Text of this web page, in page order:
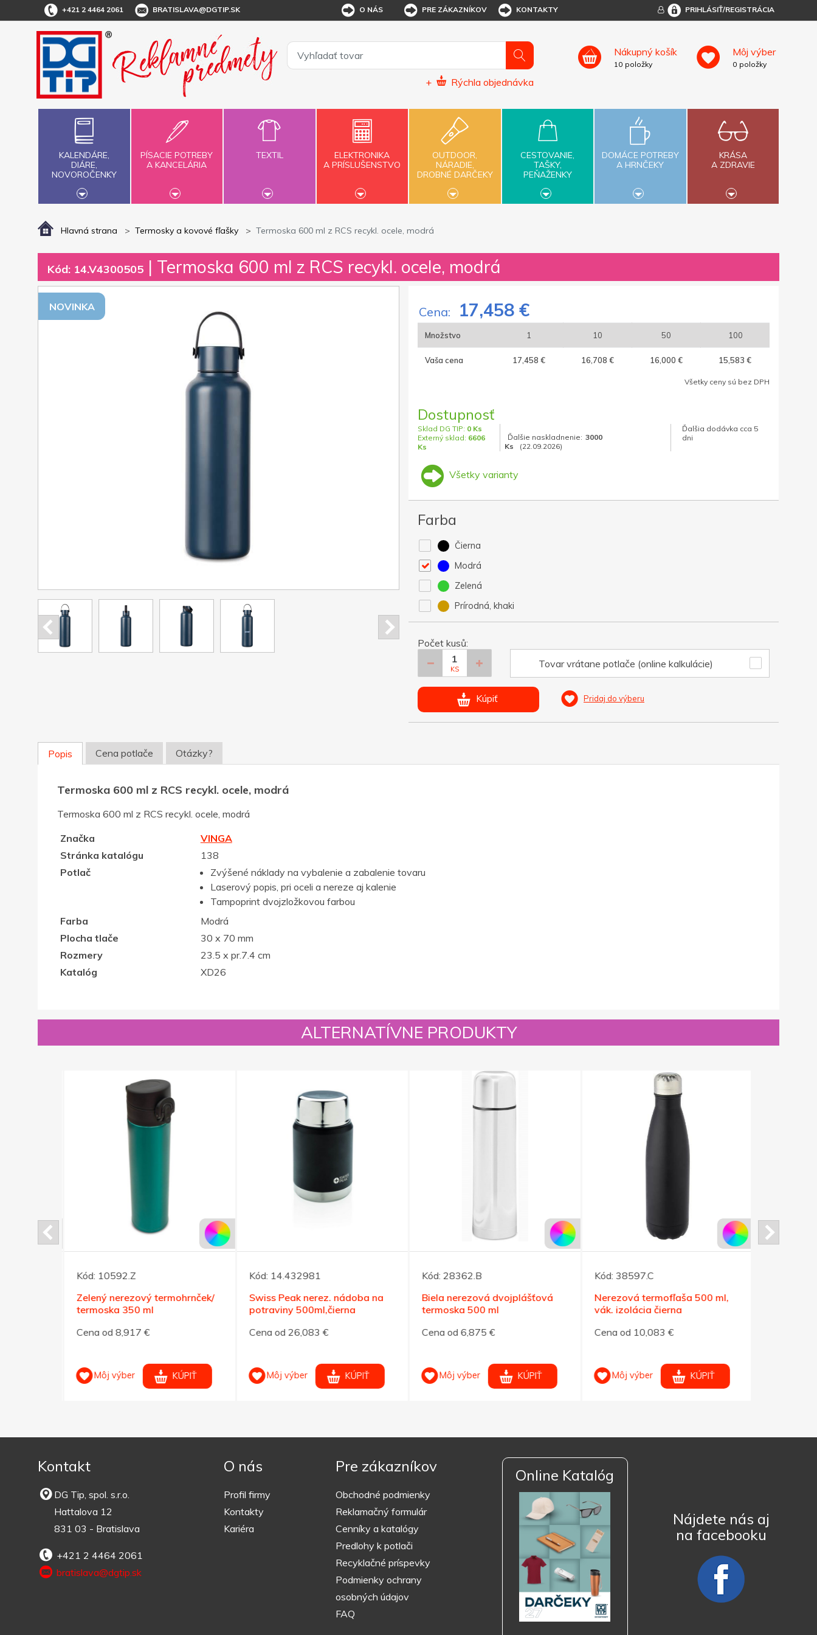
+421 2 4464 2061 BRATISLAVA@DGTIP.SK O NÁS PRE ZÁKAZNÍKOV KONTAKTY PRIHLÁSIŤ/REGISTRÁCIA
+ Rýchla objednávka
Nákupný košík
10 položky
Môj výber
0 položky
KALENDÁRE,
DIÁRE,
NOVOROČENKY
PÍSACIE POTREBY
A KANCELÁRIA
TEXTIL
ELEKTRONIKA
A PRÍSLUŠENSTVO
OUTDOOR,
NÁRADIE,
DROBNÉ DARČEKY
CESTOVANIE,
TAŠKY,
PEŇAŽENKY
DOMÁCE POTREBY
A HRNČEKY
KRÁSA
A ZDRAVIE
Hlavná strana Termosky a kovové fľašky Termoska 600 ml z RCS recykl. ocele, modrá
Kód: 14.V4300505 | Termoska 600 ml z RCS recykl. ocele, modrá
NOVINKA Cena: 17,458 €
Množstvo 1 10 50 100
Vaša cena 17,458 € 16,708 € 16,000 € 15,583 €
Všetky ceny sú bez DPH
Dostupnosť
Sklad DG TIP: 0 Ks
Externý sklad: 6606
Ks
Ďalšie naskladnenie: 3000
Ks
(22.09.2026)
Ďalšia dodávka cca 5
dni
Všetky varianty
Farba
Čierna
Modrá
Zelená
Prírodná, khaki
Počet kusů:
KS Tovar vrátane potlače (online kalkulácie)
Kúpiť Pridaj do výberu
Popis Cena potlače Otázky?
Termoska 600 ml z RCS recykl. ocele, modrá
Termoska 600 ml z RCS recykl. ocele, modrá
Značka
VINGA
Stránka katalógu
138
Potlač
Zvýšené náklady na vybalenie a zabalenie tovaru
Laserový popis, pri oceli a nereze aj kalenie
Tampoprint dvojzložkovou farbou
Farba
Modrá
Plocha tlače
30 x 70 mm
Rozmery
23.5 x pr.7.4 cm
Katalóg
XD26
ALTERNATÍVNE PRODUKTY
Kód: 10592.Z
Zelený nerezový termohrnček/
termoska 350 ml
Cena od 8,917 €
Môj výber KÚPIŤ
Kód: 14.432981
Swiss Peak nerez. nádoba na
potraviny 500ml,čierna
Cena od 26,083 €
Môj výber KÚPIŤ
Kód: 28362.B
Biela nerezová dvojplášťová
termoska 500 ml
Cena od 6,875 €
Môj výber KÚPIŤ
Kód: 38597.C
Nerezová termofľaša 500 ml,
vák. izolácia čierna
Cena od 10,083 €
Môj výber KÚPIŤ
Kontakt
DG Tip, spol. s.r.o.
Hattalova 12
831 03 - Bratislava
+421 2 4464 2061
bratislava@dgtip.sk
O nás
Profil firmy
Kontakty
Kariéra
Pre zákazníkov
Obchodné podmienky
Reklamačný formulár
Cenníky a katalógy
Predlohy k potlači
Recyklačné príspevky
Podmienky ochrany
osobných údajov
FAQ
Online Katalóg
Nájdete nás aj
na facebooku